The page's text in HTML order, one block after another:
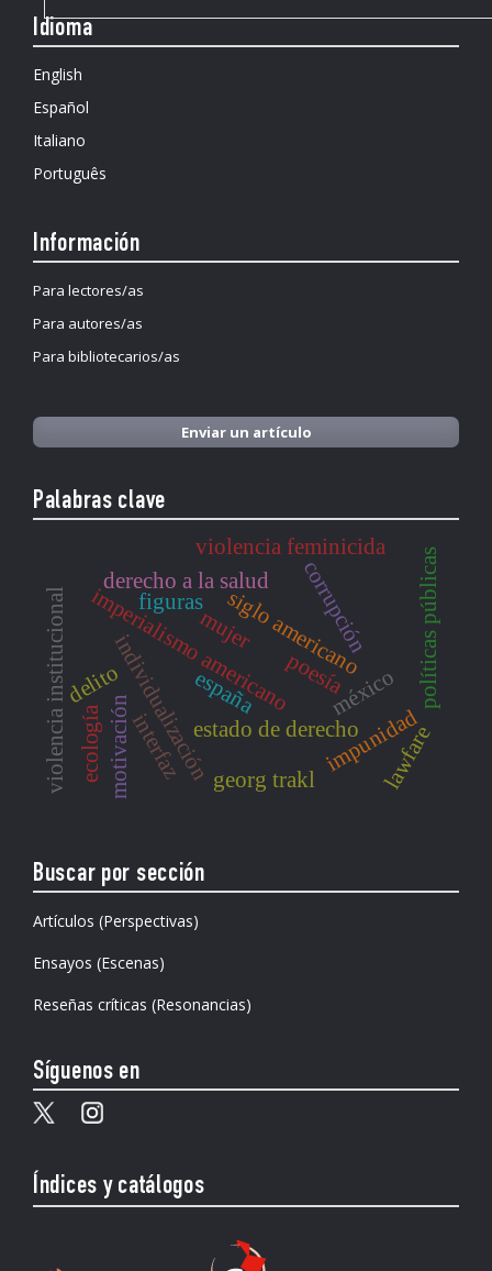
Idioma
English
Español
Italiano
Português
Información
Para lectores/as
Para autores/as
Para bibliotecarios/as
Enviar un artículo
Palabras clave
siglo americano
imperialismo americano
individualización
mujer
violencia institucionaldelito
estado de derecho
corrupción
impunidad
derecho a la salud
violencia feminicida
políticas públicas
motivación
poesía
georg trakl lawfare
interfaz
ecología
méxico
españa
figuras
Buscar por sección
Artículos (Perspectivas)
Ensayos (Escenas)
Reseñas críticas (Resonancias)
Síguenos en
Índices y catálogos